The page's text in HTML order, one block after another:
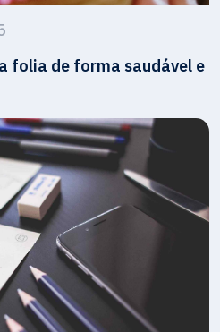
folia de forma saudável e